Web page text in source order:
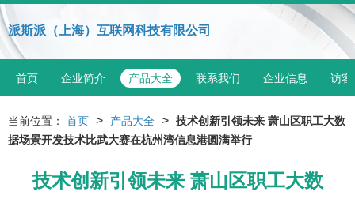
派斯派（上海）互联网科技有限公司
首页 企业简介 产品大全 联系我们 企业信息 访客
当前位置： 首页 > 产品大全 > 技术创新引领未来 萧山区职工大数
据场景开发技术比武大赛在杭州湾信息港圆满举行
技术创新引领未来 萧山区职工大数